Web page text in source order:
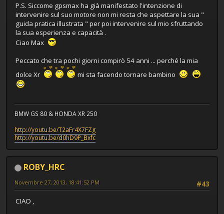
P.S. Siccome gpsmax ha già manifestato l'intenzione di
intervenire sul suo motore non mi resta che aspettare la sua "
guida pratica illustrata " per poi intervenire sul mio sfruttando
la sua esperienza e capacità .
Ciao Max
Peccato che tra pochi giorni compirò 54 anni ... perché la mia
dolce Xr
mi sta facendo tornare bambino
BMW GS 80 & HONDA XR 250
http://youtu.be/T2aFr4X7FZg
http://youtu.be/d0hD9P_Bxfc
ROBY_HRC
#43
Novembre 27, 2013, 18:41:52 PM
CIAO ,